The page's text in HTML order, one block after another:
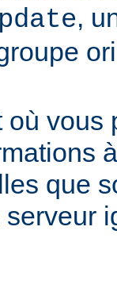
,
où vous
que